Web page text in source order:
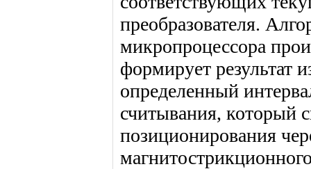
преобразователя.
микропроцессора
формирует результат
определенный
считывания, который
позиционирования